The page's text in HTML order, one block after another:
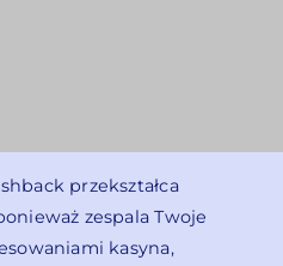
przekształca
zespala Twoje
kasyna,